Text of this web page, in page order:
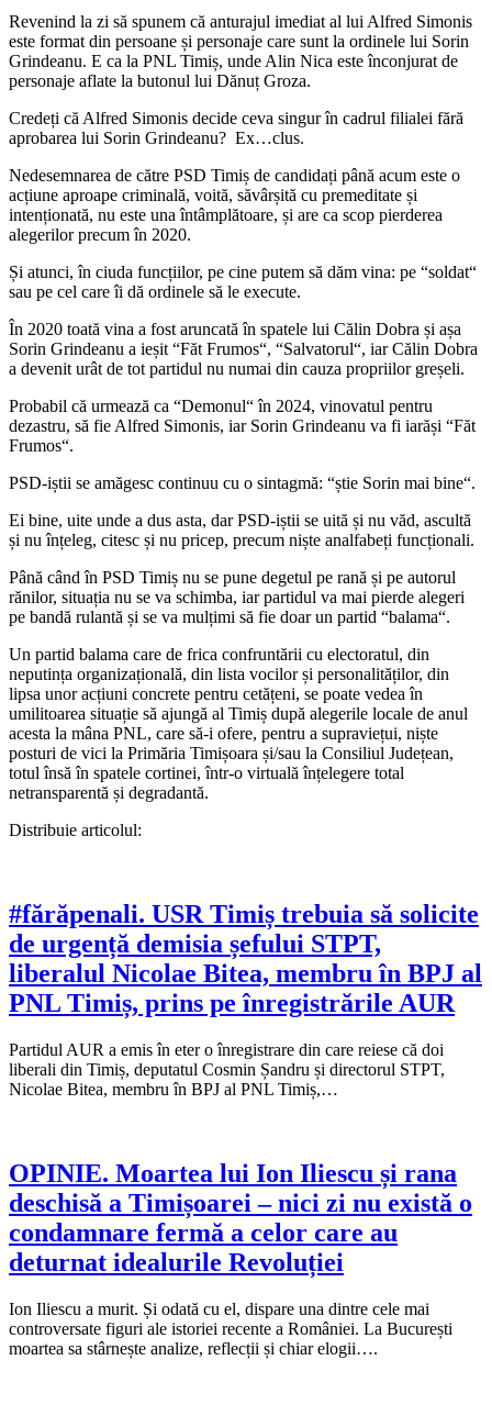
Revenind la zi să spunem că anturajul imediat al lui Alfred Simonis
este format din persoane și personaje care sunt la ordinele lui Sorin
Grindeanu. E ca la PNL Timiș, unde Alin Nica este înconjurat de
personaje aflate la butonul lui Dănuț Groza.
Credeți că Alfred Simonis decide ceva singur în cadrul filialei fără
aprobarea lui Sorin Grindeanu? Ex…clus.
Nedesemnarea de către PSD Timiș de candidați până acum este o
acțiune aproape criminală, voită, săvârșită cu premeditate și
intenționată, nu este una întâmplătoare, și are ca scop pierderea
alegerilor precum în 2020.
Și atunci, în ciuda funcțiilor, pe cine putem să dăm vina: pe “soldat“
sau pe cel care îi dă ordinele să le execute.
În 2020 toată vina a fost aruncată în spatele lui Călin Dobra și așa
Sorin Grindeanu a ieșit “Făt Frumos“, “Salvatorul“, iar Călin Dobra
a devenit urât de tot partidul nu numai din cauza propriilor greșeli.
Probabil că urmează ca “Demonul“ în 2024, vinovatul pentru
dezastru, să fie Alfred Simonis, iar Sorin Grindeanu va fi iarăși “Făt
Frumos“.
PSD-iștii se amăgesc continuu cu o sintagmă: “știe Sorin mai bine“.
Ei bine, uite unde a dus asta, dar PSD-iștii se uită și nu văd, ascultă
și nu înțeleg, citesc și nu pricep, precum niște analfabeți funcționali.
Până când în PSD Timiș nu se pune degetul pe rană și pe autorul
rănilor, situația nu se va schimba, iar partidul va mai pierde alegeri
pe bandă rulantă și se va mulțimi să fie doar un partid “balama“.
Un partid balama care de frica confruntării cu electoratul, din
neputința organizațională, din lista vocilor și personalităților, din
lipsa unor acțiuni concrete pentru cetățeni, se poate vedea în
umilitoarea situație să ajungă al Timiș după alegerile locale de anul
acesta la mâna PNL, care să-i ofere, pentru a supraviețui, niște
posturi de vici la Primăria Timișoara și/sau la Consiliul Județean,
totul însă în spatele cortinei, într-o virtuală înțelegere total
netransparentă și degradantă.
Distribuie articolul:
#fărăpenali. USR Timiș trebuia să solicite
de urgență demisia șefului STPT,
liberalul Nicolae Bitea, membru în BPJ al
PNL Timiș, prins pe înregistrările AUR
Partidul AUR a emis în eter o înregistrare din care reiese că doi
liberali din Timiș, deputatul Cosmin Șandru și directorul STPT,
Nicolae Bitea, membru în BPJ al PNL Timiș,…
OPINIE. Moartea lui Ion Iliescu și rana
deschisă a Timișoarei – nici zi nu există o
condamnare fermă a celor care au
deturnat idealurile Revoluției
Ion Iliescu a murit. Și odată cu el, dispare una dintre cele mai
controversate figuri ale istoriei recente a României. La București
moartea sa stârnește analize, reflecții și chiar elogii….